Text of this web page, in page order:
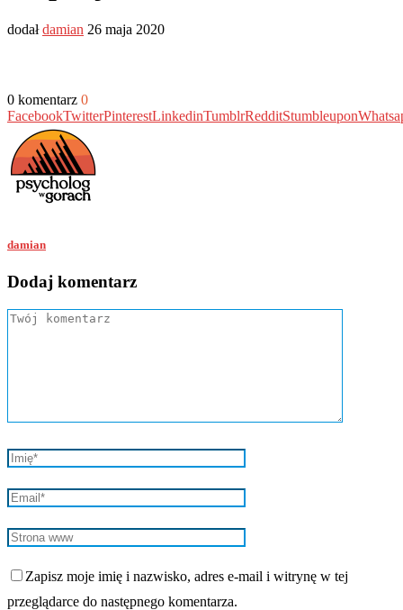
dodałdamian 26 maja 2020
0 komentarz 0
FacebookTwitterPinterestLinkedinTumblrRedditStumbleupon
damian
Dodaj komentarz
Zapisz moje imię i nazwisko, adres e-mail i witrynę w tej
przeglądarce do następnego komentarza.